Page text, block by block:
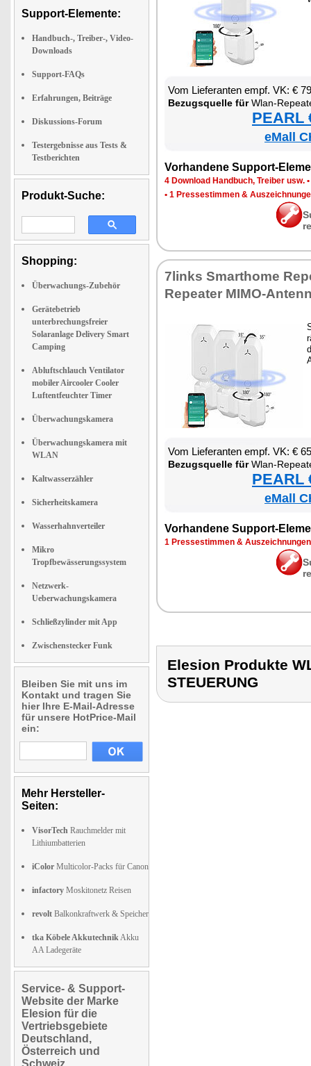
Support-Elemente:
Handbuch-, Treiber-, Video-
Downloads
Support-FAQs
Erfahrungen, Beiträge
Diskussions-Forum
Testergebnisse aus Tests &
Testberichten
Produkt-Suche:
Shopping:
Überwachungs-Zubehör
Gerätebetrieb
unterbrechungsfreier
Solaranlage Delivery Smart
Camping
Abluftschlauch Ventilator
mobiler Aircooler Cooler
Luftentfeuchter Timer
Überwachungskamera
Überwachungskamera mit
WLAN
Kaltwasserzähler
Sicherheitskamera
Wasserhahnverteiler
Mikro
Tropfbewässerungssystem
Netzwerk-
Ueberwachungskamera
Schließzylinder mit App
Zwischenstecker Funk
Bleiben Sie mit uns im
Kontakt und tragen Sie
hier Ihre E-Mail-Adresse
für unsere HotPrice-Mail
ein:
Mehr Hersteller-
Seiten:
VisorTech Rauchmelder mit
Lithiumbatterien
iColor Multicolor-Packs für Canon
infactory Moskitonetz Reisen
revolt Balkonkraftwerk & Speicher
tka Köbele AkkutechnikAkku
AA Ladegeräte
Service- & Support-
Website der Marke
Elesion für die
Vertriebsgebiete
Deutschland,
Österreich und
Schweiz
Vom Lie­fe­ran­ten empf. VK: €
Be­zugs­quel­le fürWlan-
PEARL
eMall
Vor­han­de­ne Sup­port-
4 Down­load Hand­buch, Trei­ber usw. •
• 1 Pres­se­stim­men &
7links Smar­tho­me
Re­pea­ter MI­MO-
Vom Lie­fe­ran­ten empf. VK: €
Be­zugs­quel­le fürWlan-
PEARL
eMall
Vor­han­de­ne Sup­port-
1 Pres­se­stim­men & Aus­zeich­nun­gen
Elesion Produkte
STEUERUNG